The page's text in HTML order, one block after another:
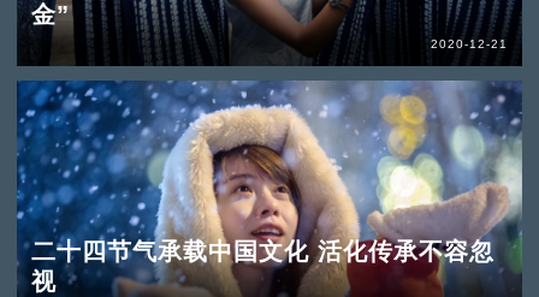
金”
2020-12-21
二十四节气承载中国文化 活化传承不容忽
视